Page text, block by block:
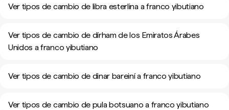
Ver tipos de cambio de libra esterlina a franco yibutiano
Ver tipos de cambio de dírham de los Emiratos Árabes
Unidos a franco yibutiano
Ver tipos de cambio de dinar bareiní a franco yibutiano
Ver tipos de cambio de pula botsuano a franco yibutiano